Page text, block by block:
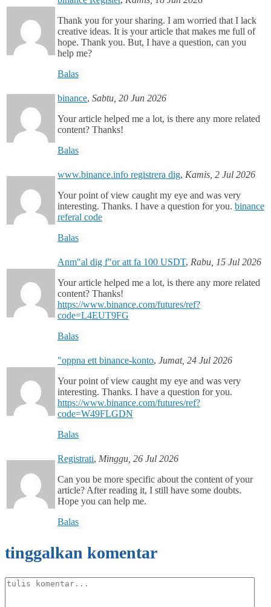
Thank you for your sharing. I am worried that I lack
creative ideas. It is your article that makes me full of
hope. Thank you. But, I have a question, can you
help me?
Balas
binance, Sabtu, 20 Jun 2026
Your article helped me a lot, is there any more related
content? Thanks!
Balas
www.binance.info registrera dig, Kamis, 2 Jul 2026
Your point of view caught my eye and was very
interesting. Thanks. I have a question for you. binance
referal code
Balas
Anm"al dig f"or att fa 100 USDT, Rabu, 15 Jul 2026
Your article helped me a lot, is there any more related
content? Thanks!
https://www.binance.com/futures/ref?
code=L4EUT9FG
Balas
"oppna ett binance-konto, Jumat, 24 Jul 2026
Your point of view caught my eye and was very
interesting. Thanks. I have a question for you.
https://www.binance.com/futures/ref?
code=W49FLGDN
Balas
Registrati, Minggu, 26 Jul 2026
Can you be more specific about the content of your
article? After reading it, I still have some doubts.
Hope you can help me.
Balas
tinggalkan komentar